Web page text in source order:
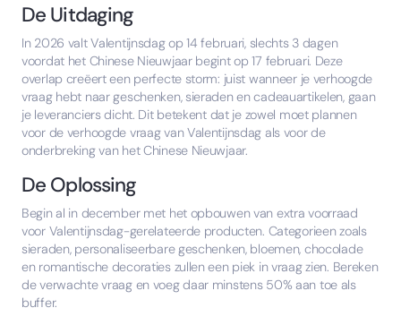
De Uitdaging
In 2026 valt Valentijnsdag op 14 februari, slechts 3 dagen
voordat het Chinese Nieuwjaar begint op 17 februari. Deze
overlap creëert een perfecte storm: juist wanneer je verhoogde
vraag hebt naar geschenken, sieraden en cadeauartikelen, gaan
je leveranciers dicht. Dit betekent dat je zowel moet plannen
voor de verhoogde vraag van Valentijnsdag als voor de
onderbreking van het Chinese Nieuwjaar.
De Oplossing
Begin al in december met het opbouwen van extra voorraad
voor Valentijnsdag-gerelateerde producten. Categorieen zoals
sieraden, personaliseerbare geschenken, bloemen, chocolade
en romantische decoraties zullen een piek in vraag zien. Bereken
de verwachte vraag en voeg daar minstens 50% aan toe als
buffer.